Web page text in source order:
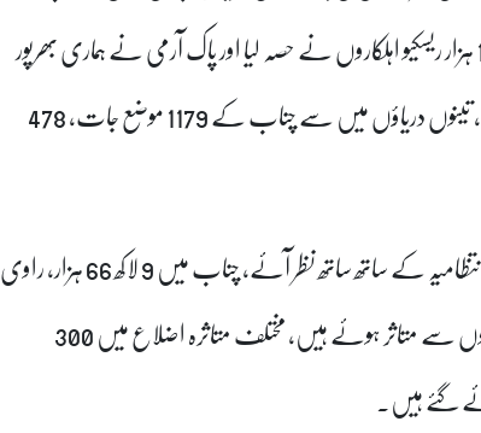
بڑا ریسکیو آپریشن کیا گیا ہے، اس میں 800 بوٹس اور 13 ہزار ریسکیو اہلکاروں نے حصہ لیا اور پاک آرمی نے ہماری بھرپور
مدد کی، اب ریسکیو میں کسی قسم کی کوئی تاخیر نہیں ہے، تینوں دریاؤں میں سے چناب کے 1179 موضع جات، 478
ان کا کہنا تھا کہ سپیکر پنجاب اسمبلی ملک محمد احمد خان انتظامیہ کے ساتھ ساتھ نظر آئے، چناب میں 9 لاکھ 66 ہزار، راوی
پر 2 لاکھ 32 ہزار اور ستلج پر 3 لاکھ 13 ہزار افراد سیلابی ریلوں سے متاثر ہوئے ہیں، مختلف متاثرہ اضلاع میں 300